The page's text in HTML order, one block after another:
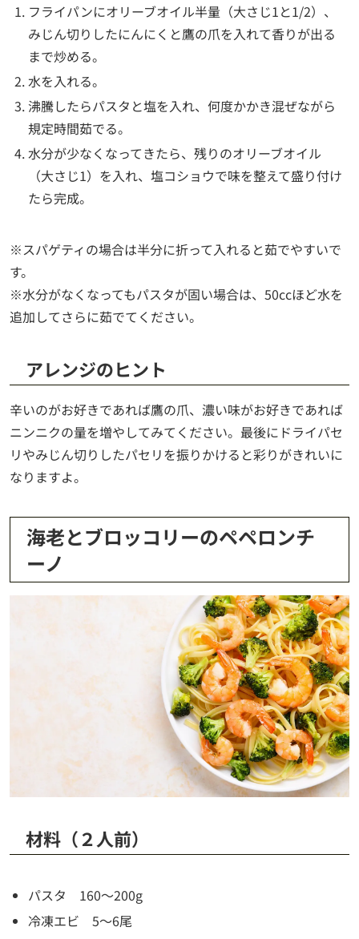
フライパンにオリーブオイル半量（大さじ1と1/2）、
みじん切りしたにんにくと鷹の爪を入れて香りが出る
まで炒める。
水を入れる。
沸騰したらパスタと塩を入れ、何度かかき混ぜながら
規定時間茹でる。
水分が少なくなってきたら、残りのオリーブオイル
（大さじ1）を入れ、塩コショウで味を整えて盛り付け
たら完成。
※スパゲティの場合は半分に折って入れると茹でやすいで
す。
※水分がなくなってもパスタが固い場合は、50ccほど水を
追加してさらに茹でてください。
アレンジのヒント
辛いのがお好きであれば鷹の爪、濃い味がお好きであれば
ニンニクの量を増やしてみてください。最後にドライパセ
リやみじん切りしたパセリを振りかけると彩りがきれいに
なりますよ。
海老とブロッコリーのペペロンチ
ーノ
材料（２人前）
パスタ 160～200g
冷凍エビ 5～6尾